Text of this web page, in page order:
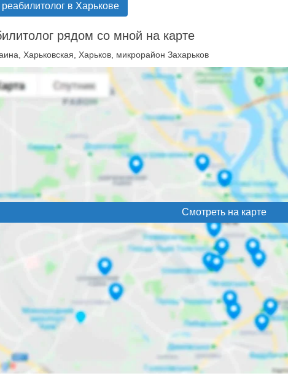
в Харькове
рядом со мной на карте
Харьковская, Харьков, микрорайон Захарьков
Смотреть на карте